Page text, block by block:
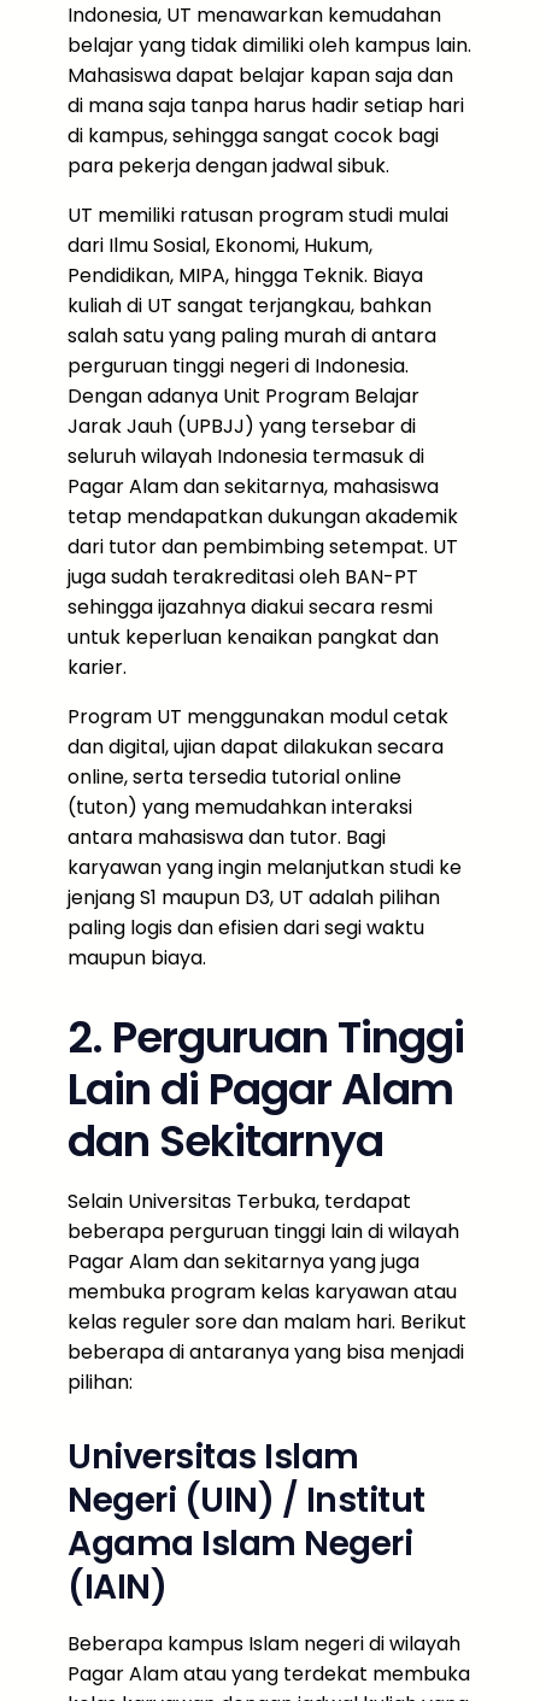
Indonesia, UT menawarkan kemudahan
belajar yang tidak dimiliki oleh kampus lain.
Mahasiswa dapat belajar kapan saja dan
di mana saja tanpa harus hadir setiap hari
di kampus, sehingga sangat cocok bagi
para pekerja dengan jadwal sibuk.
UT memiliki ratusan program studi mulai
dari Ilmu Sosial, Ekonomi, Hukum,
Pendidikan, MIPA, hingga Teknik. Biaya
kuliah di UT sangat terjangkau, bahkan
salah satu yang paling murah di antara
perguruan tinggi negeri di Indonesia.
Dengan adanya Unit Program Belajar
Jarak Jauh (UPBJJ) yang tersebar di
seluruh wilayah Indonesia termasuk di
Pagar Alam dan sekitarnya, mahasiswa
tetap mendapatkan dukungan akademik
dari tutor dan pembimbing setempat. UT
juga sudah terakreditasi oleh BAN-PT
sehingga ijazahnya diakui secara resmi
untuk keperluan kenaikan pangkat dan
karier.
Program UT menggunakan modul cetak
dan digital, ujian dapat dilakukan secara
online, serta tersedia tutorial online
(tuton) yang memudahkan interaksi
antara mahasiswa dan tutor. Bagi
karyawan yang ingin melanjutkan studi ke
jenjang S1 maupun D3, UT adalah pilihan
paling logis dan efisien dari segi waktu
maupun biaya.
2. Perguruan Tinggi
Lain di Pagar Alam
dan Sekitarnya
Selain Universitas Terbuka, terdapat
beberapa perguruan tinggi lain di wilayah
Pagar Alam dan sekitarnya yang juga
membuka program kelas karyawan atau
kelas reguler sore dan malam hari. Berikut
beberapa di antaranya yang bisa menjadi
pilihan:
Universitas Islam
Negeri (UIN) / Institut
Agama Islam Negeri
(IAIN)
Beberapa kampus Islam negeri di wilayah
Pagar Alam atau yang terdekat membuka